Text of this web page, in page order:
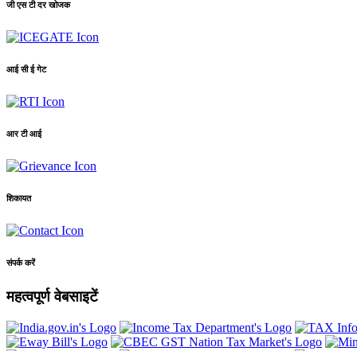
जी एस टी दर खोजक
आई सी ई गेट
आर टी आई
शिकायत
संपर्क करें
महत्वपूर्ण वेबसाइटें